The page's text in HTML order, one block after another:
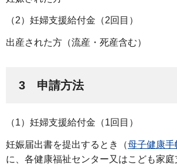
（2）妊婦支援給付金（2回目）
出産された方（流産・死産含む）
3 申請方法
（1）妊婦支援給付金（1回目）
妊娠届出書を提出するとき（母子健康手
に、各健康福祉センター又はこども家